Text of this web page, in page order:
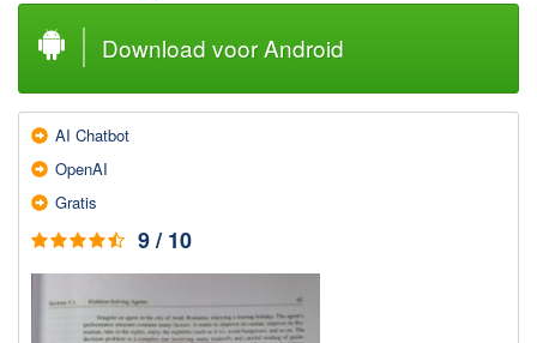
Foto apps
Screenshots Maken
Audio & Video
Branden en Rippen
Converteren
Opnemen Audio en Video
Video bewerken
Download voor Android
AI Chatbot
OpenAI
Gratis
9 / 10